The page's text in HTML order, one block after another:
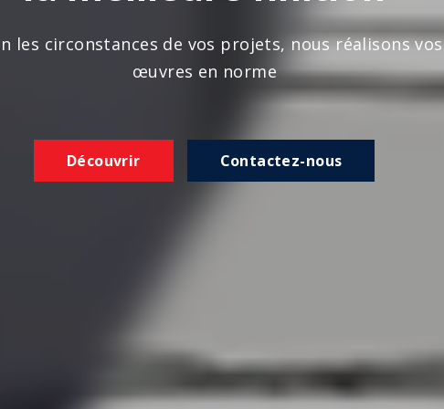
les circonstances de vos projets, nous réalisons vos
œuvres en norme
Découvrir Contactez-nous